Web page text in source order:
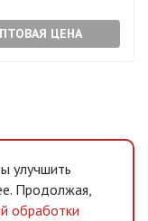
ЦЕНА
улучшить
Продолжая,
обработки